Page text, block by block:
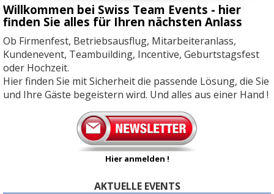
Willkommen bei Swiss Team Events - hier
finden Sie alles für Ihren nächsten Anlass
Ob Firmenfest, Betriebsausflug, Mitarbeiteranlass,
Kundenevent, Teambuilding, Incentive, Geburtstagsfest
oder Hochzeit.
Hier finden Sie mit Sicherheit die passende Lösung, die Sie
und Ihre Gäste begeistern wird. Und alles aus einer Hand !
Hier anmelden !
AKTUELLE EVENTS